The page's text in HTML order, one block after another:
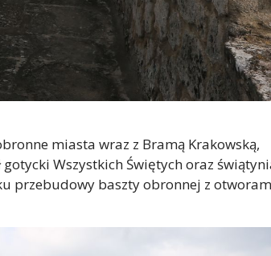
miasta wraz z Bramą Krakowską,
Wszystkich Świętych oraz
przebudowy baszty obronnej z